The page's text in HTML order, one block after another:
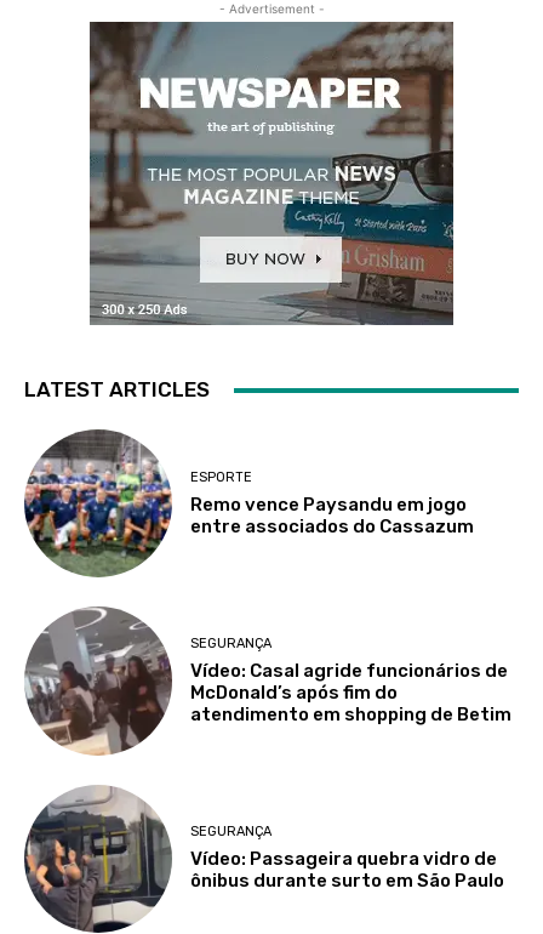
- Advertisement -
LATEST ARTICLES
ESPORTE
Remo vence Paysandu em jogo
entre associados do Cassazum
SEGURANÇA
Vídeo: Casal agride funcionários de
McDonald’s após fim do
atendimento em shopping de Betim
SEGURANÇA
Vídeo: Passageira quebra vidro de
ônibus durante surto em São Paulo